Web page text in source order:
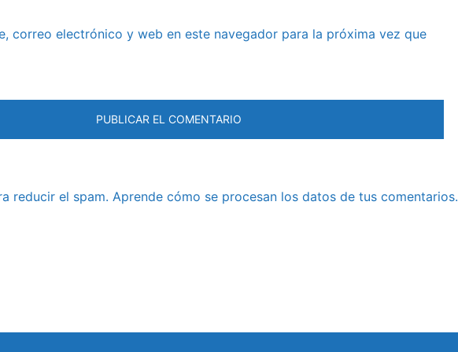
correo electrónico y web en este navegador para la próxima vez que
reducir el spam. Aprende cómo se procesan los datos de tus comentarios.